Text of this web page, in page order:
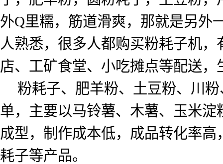
外Q里糯，筋道滑爽，那就是另外
人熟悉，很多人都购买粉耗子机
店、工矿食堂、小吃摊点等配送，
粉耗子、肥羊粉、土豆粉、川
单，主要以马铃薯、木薯、玉米
成型，制作成本低，成品转化率
耗子等产品。